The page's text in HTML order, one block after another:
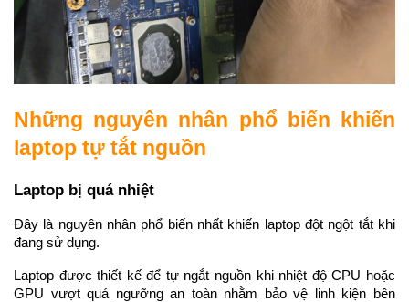
Những nguyên nhân phổ biến khiến
laptop tự tắt nguồn
Laptop bị quá nhiệt
Đây là nguyên nhân phổ biến nhất khiến laptop đột ngột tắt khi
đang sử dụng.
Laptop được thiết kế để tự ngắt nguồn khi nhiệt độ CPU hoặc
GPU vượt quá ngưỡng an toàn nhằm bảo vệ linh kiện bên